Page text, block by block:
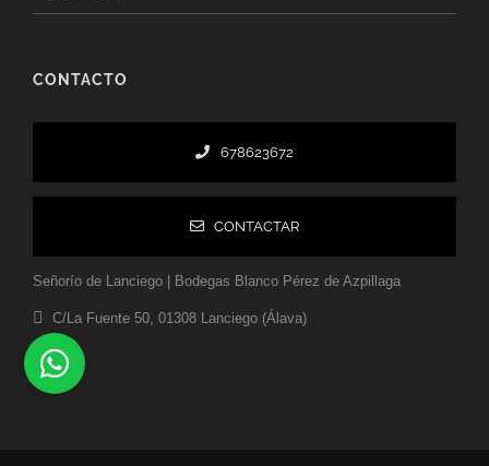
CONTACTO
678623672
CONTACTAR
Señorío de Lanciego | Bodegas Blanco Pérez de Azpillaga
C/La Fuente 50, 01308 Lanciego (Álava)